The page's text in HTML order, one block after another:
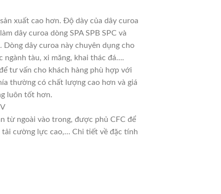
xuất cao hơn. Độ dày của dây curoa
dây curoa dòng SPA SPB SPC và
dây curoa này chuyên dụng cho
ngành tàu, xi măng, khai thác đá….
tư vấn cho khách hàng phù hợp với
thường có chất lượng cao hơn và giá
luôn tốt hơn.
từ ngoài vào trong, được phủ CFC để
tải cường lực cao,… Chi tiết về đặc tính